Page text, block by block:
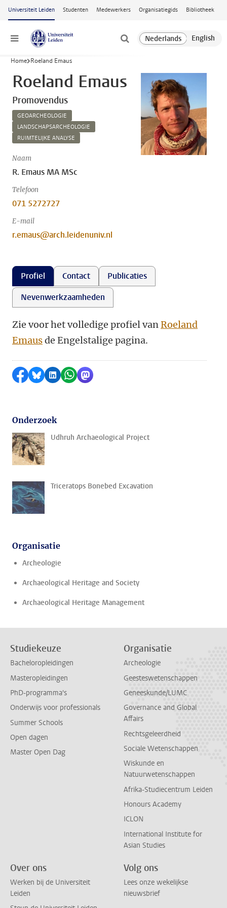
Ga naar hoofdinhoud
Universiteit Leiden Studenten Medewerkers Organisatiegids Bibliotheek
Menu
Home Roeland Emaus
Roeland Emaus
Promovendus
GEOARCHEOLOGIE
LANDSCHAPSARCHEOLOGIE
RUIMTELIJKE ANALYSE
Naam
R. Emaus MA MSc
Telefoon
071 5272727
E-mail
r.emaus@arch.leidenuniv.nl
Profiel Contact
Publicaties
Nevenwerkzaamheden
Zie voor het volledige profiel vanRoeland
Emausde Engelstalige pagina.
Delen op Facebook
Delen via Bluesky
Delen op LinkedIn
Delen via WhatsApp
Delen via Mastodon
Onderzoek
Udhruh Archaeological Project
Triceratops Bonebed Excavation
Organisatie
Archeologie
Archaeological Heritage and Society
Archaeological Heritage Management
Studiekeuze
Bacheloropleidingen
Masteropleidingen
PhD-programma's
Onderwijs voor professionals
Summer Schools
Open dagen
Master Open Dag
Organisatie
Archeologie
Geesteswetenschappen
Geneeskunde/LUMC
Governance and Global
Affairs
Rechtsgeleerdheid
Sociale Wetenschappen
Wiskunde en
Natuurwetenschappen
Afrika-Studiecentrum Leiden
Honours Academy
ICLON
International Institute for
Asian Studies
Over ons
Werken bij de Universiteit
Leiden
Volg ons
Lees onze wekelijkse
nieuwsbrief